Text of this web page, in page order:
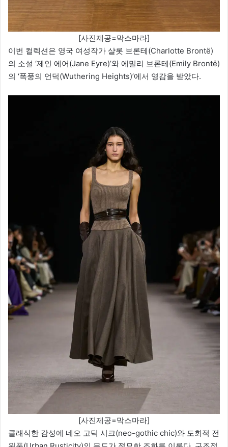
[사진제공=막스마라]
이번 컬렉션은 영국 여성작가 샬롯 브론테(Charlotte Brontë)
의 소설 ‘제인 에어(Jane Eyre)’와 에밀리 브론테(Emily Brontë)
의 ‘폭풍의 언덕(Wuthering Heights)’에서 영감을 받았다.
[사진제공=막스마라]
클래식한 감성에 네오 고딕 시크(neo-gothic chic)와 도회적 전